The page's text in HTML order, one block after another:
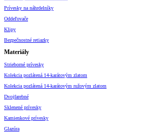
Prívesky na náhrdelníky
Oddeľovače
Klipy
Bezpečnostné retiazky
Materiály
Strieborné prívesky
Kolekcia pozlátená 14-karátovým zlatom
Kolekcia pozlátená 14-karátovým ružovým zlatom
Dvojfarebné
Sklenené prívesky
Kamienkové prívesky
Glazúra